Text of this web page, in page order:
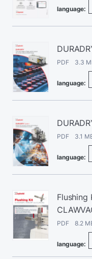
language:
PDF 3.3
language:
PDF 3.1
language:
Flushing
PDF 8.2
language: